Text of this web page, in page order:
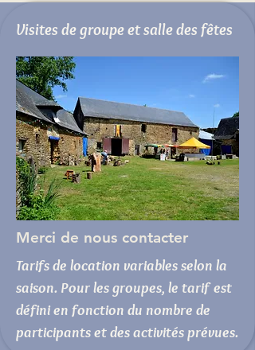
Visites de groupe et salle des fêtes
Merci de nous contacter
Tarifs de location variables selon la
saison. Pour les groupes, le tarif est
défini en fonction du nombre de
participants et des activités prévues.